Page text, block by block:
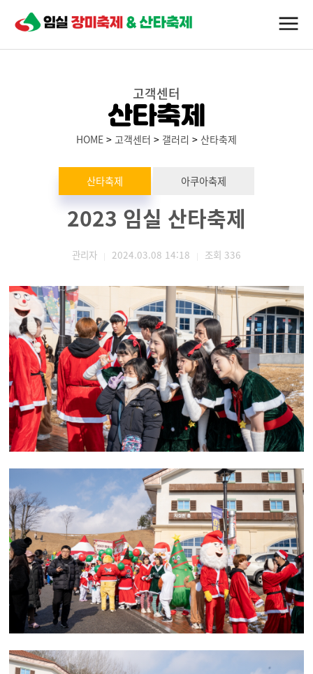
고객센터
산타축제
HOME> 고객센터 > 갤러리 > 산타축제
산타축제 아쿠아축제
2023 임실 산타축제
관리자 2024.03.08 14:18 조회 336